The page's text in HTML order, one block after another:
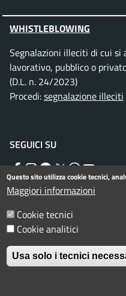
WHISTLEBLOWING
Segnalazioni illeciti di cui si
lavorativo, pubblico o
(D.L. n. 24/2023)
Procedi:segnalazione illeciti
SEGUICI SU
Facebook
Instagram
Telegram
TwitterWhatsApp
Menu piè di
Informativa privacy
Dichiarazione di accessibilità
© Comune di Rimini. Tutti i
Questo sito utilizza cookie tecnici,
Maggiori informazioni
Cookie tecnici
Cookie analitici
Usa solo i tecnici